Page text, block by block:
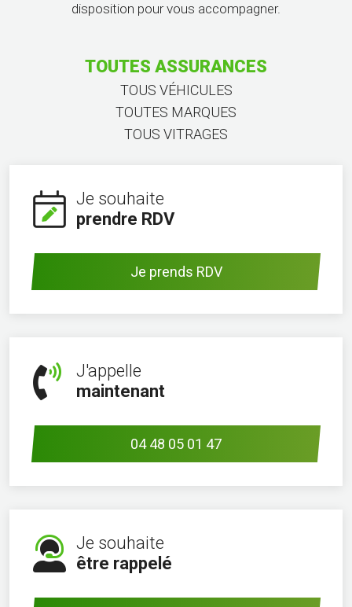
disposition pour vous accompagner.
TOUTES ASSURANCES
TOUS VÉHICULES
TOUTES MARQUES
TOUS VITRAGES
Je souhaite
prendre RDV
Je prends RDV
J'appelle
maintenant
04 48 05 01 47
Je souhaite
être rappelé